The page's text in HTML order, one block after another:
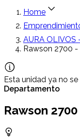
Home
AURA OLIVOS
Rawson 2700 -
Esta unidad ya no
Departamento
Rawson